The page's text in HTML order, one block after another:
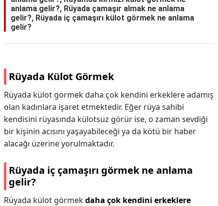
anlama gelir?, Rüyada çamaşır almak ne anlama
gelir?, Rüyada iç çamaşırı külot görmek ne anlama
gelir?
Rüyada Külot Görmek
Rüyada külot görmek daha çok kendini erkeklere adamış
olan kadınlara işaret etmektedir. Eğer rüya sahibi
kendisini rüyasında külotsuz görür ise, o zaman sevdiği
bir kişinin acısını yaşayabileceği ya da kötü bir haber
alacağı üzerine yorulmaktadır.
Rüyada iç çamaşırı görmek ne anlama
gelir?
Rüyada külot görmekdaha çok kendini erkeklere